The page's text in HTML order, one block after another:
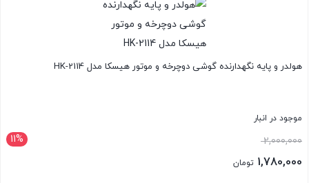
هولدر و پایه نگهدارنده گوشی دوچرخه و موتور هیسکا مدل HK-2114
موجود در انبار
11% 2,000,000قیمت
اصلی:1,780,000 تومان